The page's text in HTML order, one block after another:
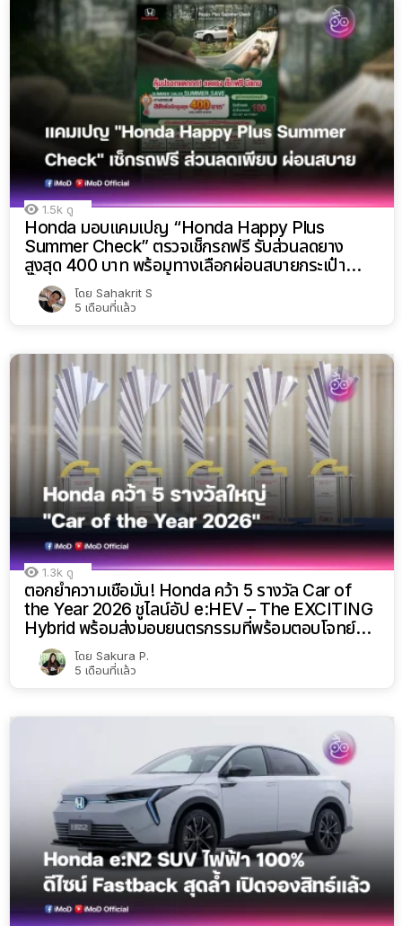
1.5k ดู
Honda มอบแคมเปญ “Honda Happy Plus
Summer Check” ตรวจเช็กรถฟรี รับส่วนลดยาง
สูงสุด 400 บาท พร้อมทางเลือกผ่อนสบายกระเป๋า
ตั้งแต่ 1-31 มี.ค. 69 นี้
โดย Sahakrit S
5 เดือนที่แล้ว
1.3k ดู
ตอกย้ำความเชื่อมั่น! Honda คว้า 5 รางวัล Car of
the Year 2026 ชูไลน์อัป e:HEV – The EXCITING
Hybrid พร้อมส่งมอบยนตรกรรมที่พร้อมตอบโจทย์ทุก
ไลฟ์สไตล์โดย Sakura P.
5 เดือนที่แล้ว